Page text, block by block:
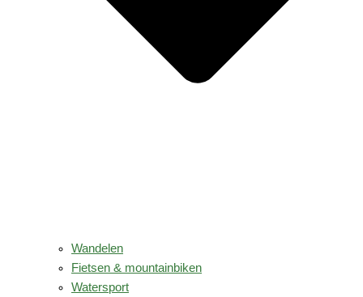
Wandelen
Fietsen & mountainbiken
Watersport